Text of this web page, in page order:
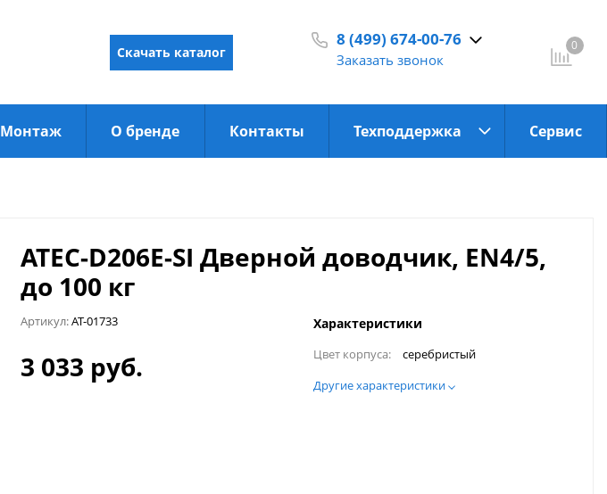
Скачать каталог
8 (499) 674-00-76
Заказать звонок
0
Монтаж О бренде Контакты Техподдержка Сервис
ATEC-D206E-SI Дверной доводчик, EN4/5,
до 100 кг
Артикул:AT-01733
3 033 руб.
Характеристики
Цвет корпуса: серебристый
Другие характеристики